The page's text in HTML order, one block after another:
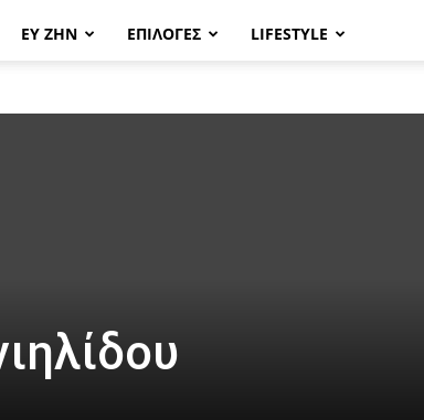
ΕΥ ΖΗΝ ΕΠΙΛΟΓΈΣ LIFESTYLE